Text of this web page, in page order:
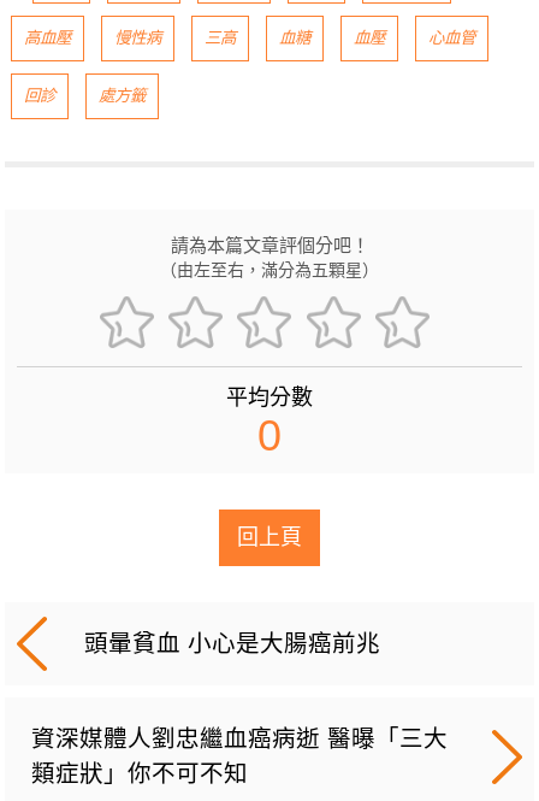
高血壓 慢性病 三高 血糖 血壓 心血管
回診 處方籤
請為本篇文章評個分吧！
（由左至右，滿分為五顆星）
平均分數
0
回上頁
頭暈貧血 小心是大腸癌前兆
資深媒體人劉忠繼血癌病逝 醫曝「三大
類症狀」你不可不知